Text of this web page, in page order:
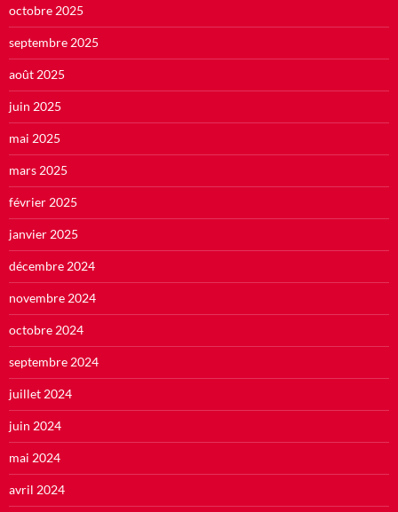
octobre 2025
septembre 2025
août 2025
juin 2025
mai 2025
mars 2025
février 2025
janvier 2025
décembre 2024
novembre 2024
octobre 2024
septembre 2024
juillet 2024
juin 2024
mai 2024
avril 2024